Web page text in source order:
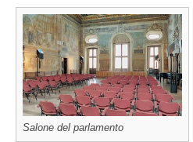
Salone del parlamento